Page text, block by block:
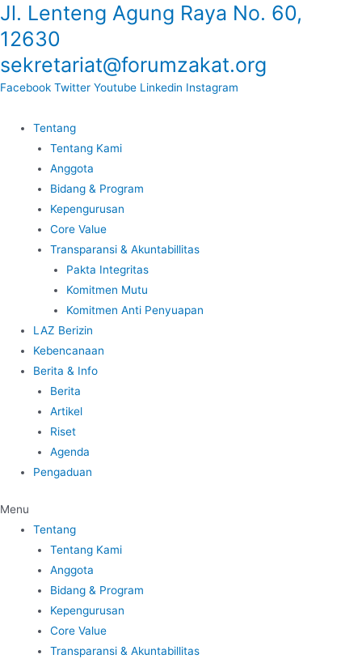
Lewati
ke
konten
Jl. Lenteng Agung Raya No. 60,
12630
sekretariat@forumzakat.org
Facebook Twitter Youtube Linkedin Instagram
Tentang
Tentang Kami
Anggota
Bidang & Program
Kepengurusan
Core Value
Transparansi & Akuntabillitas
Pakta Integritas
Komitmen Mutu
Komitmen Anti Penyuapan
LAZ Berizin
Kebencanaan
Berita & Info
Berita
Artikel
Riset
Agenda
Pengaduan
Menu
Tentang
Tentang Kami
Anggota
Bidang & Program
Kepengurusan
Core Value
Transparansi & Akuntabillitas